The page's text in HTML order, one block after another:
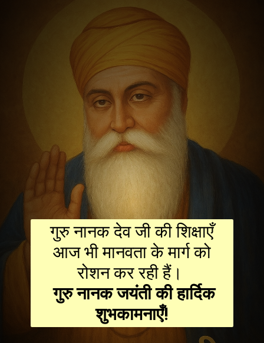
गुरु नानक देव जी की शिक्षाएँ
आज भी मानवता के मार्ग को
गुरु नानक जयंती की हार्दिक
शुभकामनाएँ!